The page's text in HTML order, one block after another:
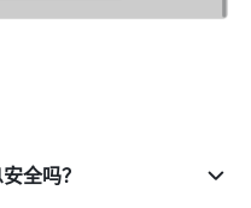
全吗？